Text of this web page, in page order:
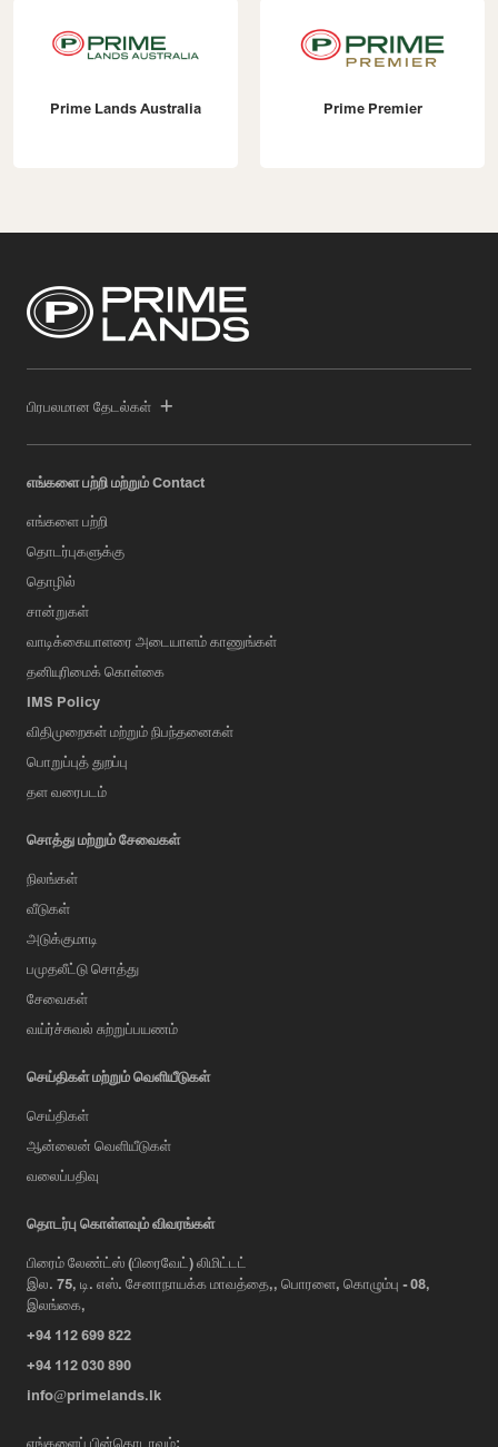
Prime Lands Australia Prime Premier
பிரபலமான தேடல்கள்
எங்களை பற்றி மற்றும் Contact
எங்களை பற்றி
தொடர்புகளுக்கு
தொழில்
சான்றுகள்
வாடிக்கையாளரை அடையாளம் காணுங்கள்
தனியுரிமைக் கொள்கை
IMS Policy
விதிமுறைகள் மற்றும் நிபந்தனைகள்
பொறுப்புத் துறப்பு
தள வரைபடம்
சொத்து மற்றும் சேவைகள்
நிலங்கள்
வீடுகள்
அடுக்குமாடி
பமுதலீட்டு சொத்து
சேவைகள்
வய்ர்ச்சுவல் சுற்றுப்பயணம்
செய்திகள் மற்றும் வெளியீடுகள்
செய்திகள்
ஆன்லைன் வெளியீடுகள்
வலைப்பதிவு
தொடர்பு கொள்ளவும் விவரங்கள்
பிரைம் லேண்ட்ஸ் (பிரைவேட்) லிமிட்டட்
இல. 75, டி. எஸ். சேனாநாயக்க மாவத்தை,, பொரளை, கொழும்பு - 08,
இலங்கை,
+94 112 699 822
+94 112 030 890
info@primelands.lk
எங்களைப் பின்தொடரவும்: